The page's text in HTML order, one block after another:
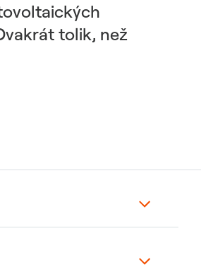
tolik, než